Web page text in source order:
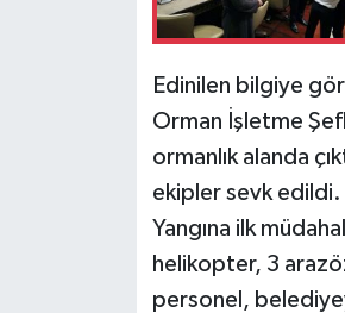
Edinilen bilgiye
Orman İşletme
ormanlık alanda
ekipler sevk edildi.
Yangına ilk
helikopter, 3
personel,